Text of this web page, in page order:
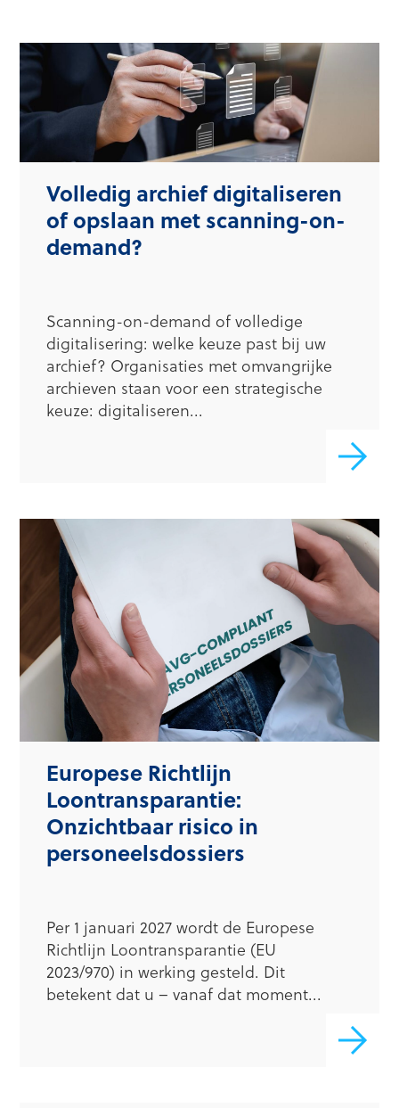
Volledig archief digitaliseren
of opslaan met scanning-on-
demand?
Scanning-on-demand of volledige
digitalisering: welke keuze past bij uw
archief? Organisaties met omvangrijke
archieven staan voor een strategische
keuze: digitaliseren...
Europese Richtlijn
Loontransparantie:
Onzichtbaar risico in
personeelsdossiers
Per 1 januari 2027 wordt de Europese
Richtlijn Loontransparantie (EU
2023/970) in werking gesteld. Dit
betekent dat u – vanaf dat moment...